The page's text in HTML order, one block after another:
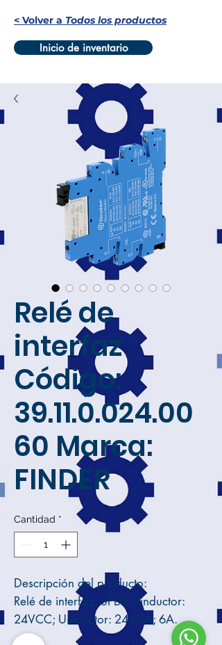
< Volver a Todos los productos
Inicio de inventario
Relé de
interfaz
Código:
39.11.0.024.00
60 Marca:
FINDER
Cantidad *
Descripción del producto:
Relé de interfaz; SPDT; Uinductor:
24VCC; Uinductor: 24VCA; 6A.